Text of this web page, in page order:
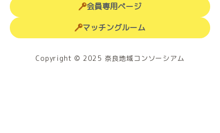
会員専用ページ
マッチングルーム
Copyright © 2025 奈良地域コンソーシアム